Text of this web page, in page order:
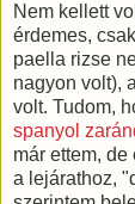
Nem kellett
érdemes,
paella rizse
nagyon volt),
volt. Tudom,
spanyol
már ettem,
a lejárathoz,